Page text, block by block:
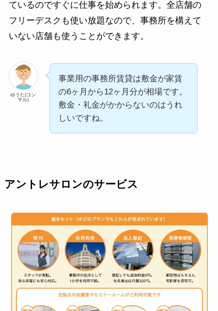
ているのですぐに仕事を始められます。全店舗の
フリーデスクも使い放題なので、事務所を構えて
いない店舗も使うことができます。
ゆうた(コン
サル)
事業用の事務所賃貸は敷金が家賃
の6ヶ月から12ヶ月分が相場です。
敷金・礼金がかからないのはうれ
しいですね。
アントレサロンのサービス